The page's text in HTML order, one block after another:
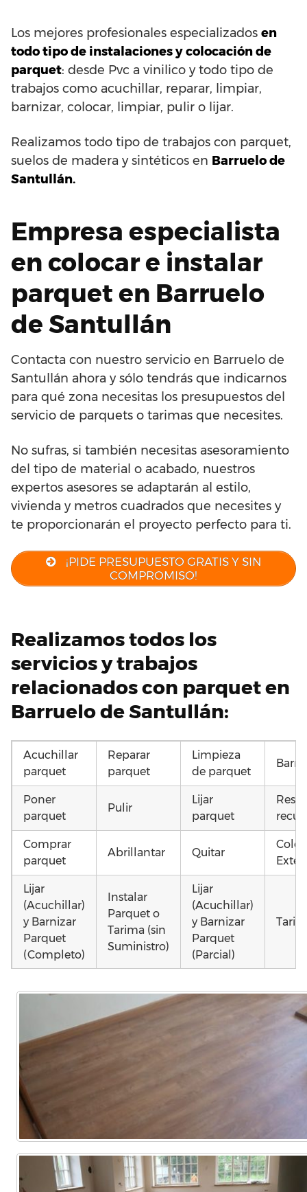
Los mejores profesionales especializados en
todo tipo de instalaciones y colocación de
parquet: desde Pvc a vinilico y todo tipo de
trabajos como acuchillar, reparar, limpiar,
barnizar, colocar, limpiar, pulir o lijar.
Realizamos todo tipo de trabajos con parquet,
suelos de madera y sintéticos en Barruelo de
Santullán.
Empresa especialista
en colocar e instalar
parquet en Barruelo
de Santullán
Contacta con nuestro servicio en Barruelo de
Santullán ahora y sólo tendrás que indicarnos
para qué zona necesitas los presupuestos del
servicio de parquets o tarimas que necesites.
No sufras, si también necesitas asesoramiento
del tipo de material o acabado, nuestros
expertos asesores se adaptarán al estilo,
vivienda y metros cuadrados que necesites y
te proporcionarán el proyecto perfecto para ti.
¡PIDE PRESUPUESTO GRATIS Y SIN
COMPROMISO!
Realizamos todos los
servicios y trabajos
relacionados con parquet en
Barruelo de Santullán:
Acuchillar
parquet
Reparar
parquet
Limpieza
de parquet
Poner
parquet
Pulir
Lijar
parquet
Comprar
parquet
Abrillantar Quitar
Lijar
(Acuchillar)
y Barnizar
Parquet
(Completo)
Instalar
Parquet o
Tarima (sin
Suministro)
Lijar
(Acuchillar)
y Barnizar
Parquet
(Parcial)
parquet o
Local
Comercial
parquet o
Tarima
Vivienda
parquet o
(Parcial)
Otros